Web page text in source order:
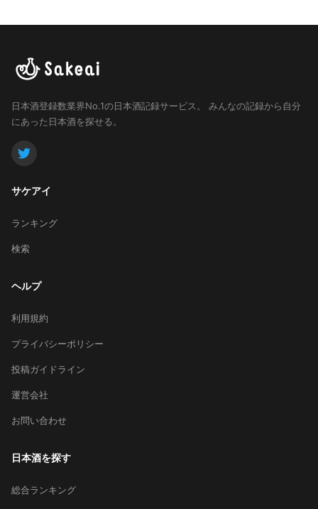
日本酒登録数業界No.1の日本酒記録サービス。
みんなの記録から自分
にあった日本酒を探せる。
サケアイ
ランキング
検索
ヘルプ
利用規約
プライバシーポリシー
投稿ガイドライン
運営会社
お問い合わせ
日本酒を探す
総合ランキング